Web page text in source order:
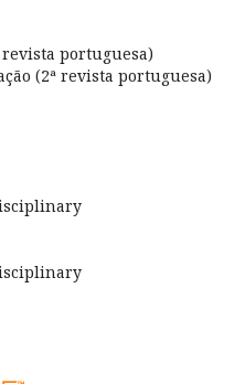
revista portuguesa)
(2ª revista portuguesa)